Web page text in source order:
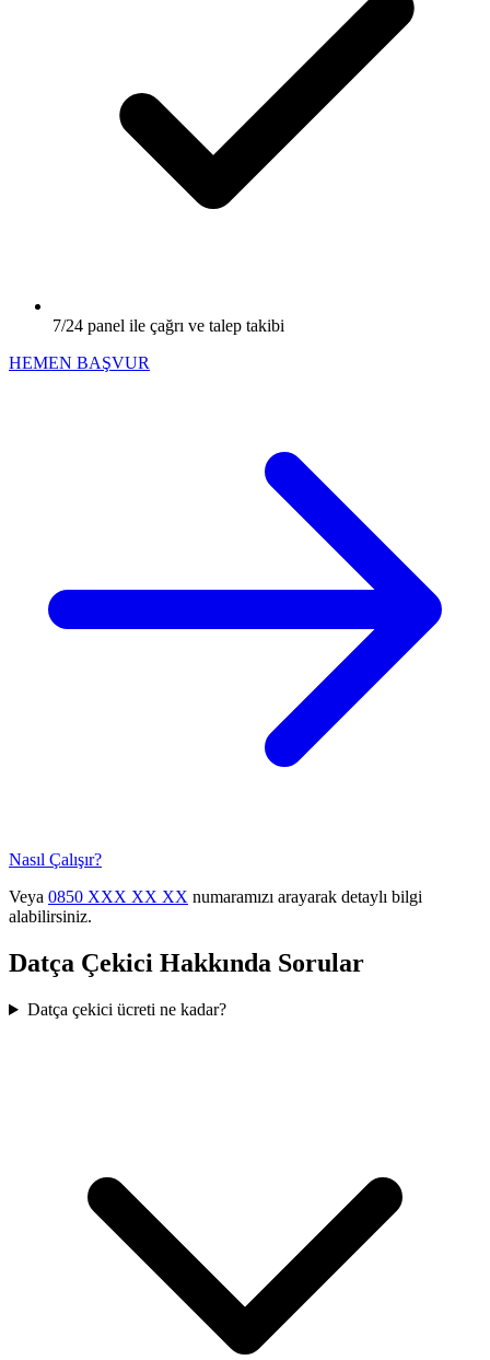
7/24 panel ile çağrı ve talep takibi
HEMEN BAŞVUR
Nasıl Çalışır?
Veya 0850 XXX XX XX numaramızı arayarak detaylı bilgi
alabilirsiniz.
Datça Çekici Hakkında Sorular
Datça çekici ücreti ne kadar?